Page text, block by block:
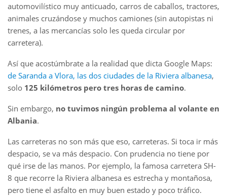
automovilístico muy anticuado, carros de caballos, tractores,
animales cruzándose y muchos camiones (sin autopistas ni
trenes, a las mercancías solo les queda circular por
carretera).
Así que acostúmbrate a la realidad que dicta Google Maps:
de Saranda a Vlora, las dos ciudades de la Riviera albanesa,
solo 125 kilómetros pero tres horas de camino.
Sin embargo, no tuvimos ningún problema al volante en
Albania.
Las carreteras no son más que eso, carreteras. Si toca ir más
despacio, se va más despacio. Con prudencia no tiene por
qué irse de las manos. Por ejemplo, la famosa carretera SH-
8 que recorre la Riviera albanesa es estrecha y montañosa,
pero tiene el asfalto en muy buen estado y poco tráfico.